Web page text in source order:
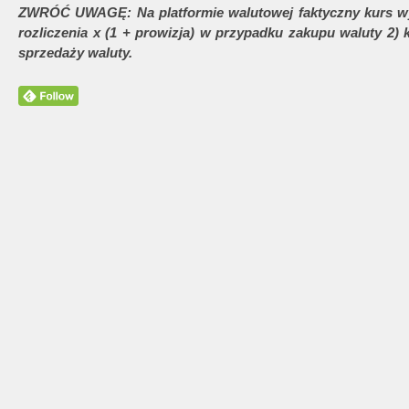
ZWRÓĆ UWAGĘ: Na platformie walutowej faktyczny kurs
rozliczenia x (1 + prowizja) w przypadku zakupu waluty
sprzedaży waluty.